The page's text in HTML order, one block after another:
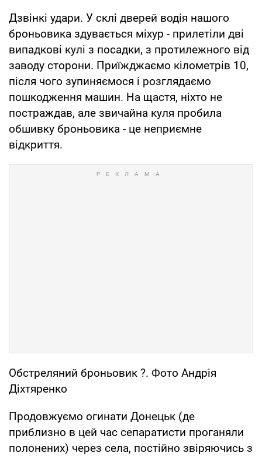
Дзвінкі удари. У склі дверей водія нашого
броньовика здувається міхур - прилетіли дві
випадкові кулі з посадки, з протилежного від
заводу сторони. Приїжджаємо кілометрів 10,
після чого зупиняємося і розглядаємо
пошкодження машин. На щастя, ніхто не
постраждав, але звичайна куля пробила
обшивку броньовика - це неприємне
відкриття.
Обстреляний броньовик ?. Фото Андрія
Діхтяренко
Продовжуємо огинати Донецьк (де
приблизно в цей час сепаратисти проганяли
полонених) через села, постійно звіряючись з